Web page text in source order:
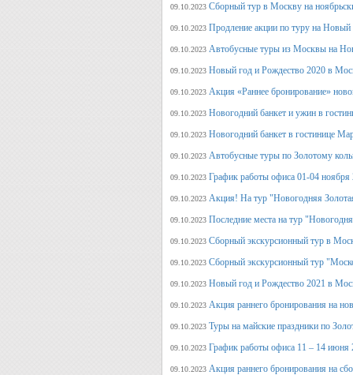
09.10.2023 Сборный тур в Москву на
09.10.2023 Продление акции по туру на
09.10.2023 Автобусные туры из Москвы на
09.10.2023 Новый год и Рождество 2020 в
09.10.2023 Акция «Раннее бронирование»
09.10.2023 Новогодний банкет и ужин в
09.10.2023 Новогодний банкет в гостинице
09.10.2023 Автобусные туры по Золотому
09.10.2023 График работы офиса 01-04 ноября
09.10.2023 Акция! На тур "Новогодняя
09.10.2023 Последние места на тур
09.10.2023 Сборный экскурсионный тур в
09.10.2023 Сборный экскурсионный тур
09.10.2023 Новый год и Рождество 2021 в
09.10.2023 Акция раннего бронирования на
09.10.2023 Туры на майские праздники по
09.10.2023 График работы офиса 11 – 14 июня
09.10.2023 Акция раннего бронирования на